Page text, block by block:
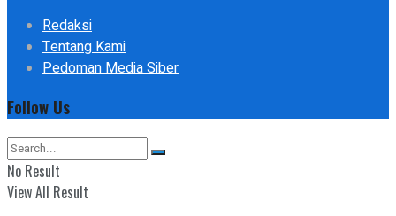
Redaksi
Tentang Kami
Pedoman Media Siber
Follow Us
No Result
View All Result